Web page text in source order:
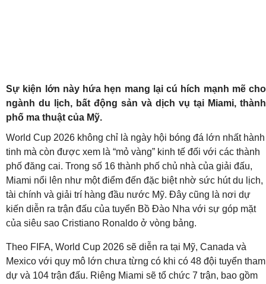
Sự kiện lớn này hứa hẹn mang lại cú hích mạnh mẽ cho
ngành du lịch, bất động sản và dịch vụ tại Miami, thành
phố ma thuật của Mỹ.
World Cup 2026 không chỉ là ngày hội bóng đá lớn nhất hành
tinh mà còn được xem là “mỏ vàng” kinh tế đối với các thành
phố đăng cai. Trong số 16 thành phố chủ nhà của giải đấu,
Miami nổi lên như một điểm đến đặc biệt nhờ sức hút du lịch,
tài chính và giải trí hàng đầu nước Mỹ. Đây cũng là nơi dự
kiến diễn ra trận đấu của tuyển Bồ Đào Nha với sự góp mặt
của siêu sao Cristiano Ronaldo ở vòng bảng.
Theo FIFA, World Cup 2026 sẽ diễn ra tại Mỹ, Canada và
Mexico với quy mô lớn chưa từng có khi có 48 đội tuyển tham
dự và 104 trận đấu. Riêng Miami sẽ tổ chức 7 trận, bao gồm